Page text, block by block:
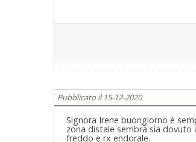
Pubblicato il 15-12-2020
Signora Irene buongiorno è
zona distale sembra sia
freddo e rx endorale.